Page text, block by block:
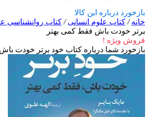
بازخورد درباره این کالا
خانه/ کتاب علوم انسانی/ کتاب روانشناسی
برتر خودت باش فقط کمی بهتر
فروش ویژه !
بازخورد شما درباره کتاب خود برتر خودت